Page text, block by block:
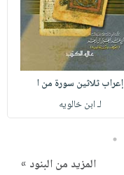
إعراب ثلاثين سورة من ا
لـ ابن خالويه
5
المزيد من البنود »